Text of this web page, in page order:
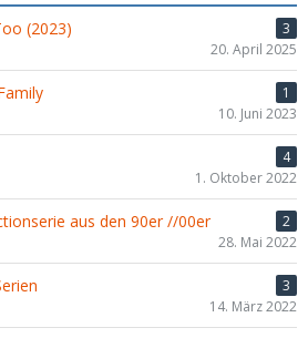
(2023)
3
20. April 2025
1
10. Juni 2023
4
1. Oktober 2022
aus den 90er //00er
2
28. Mai 2022
3
14. März 2022